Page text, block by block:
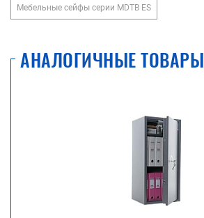
Мебельные сейфы серии MDTB ES
АНАЛОГИЧНЫЕ ТОВАРЫ